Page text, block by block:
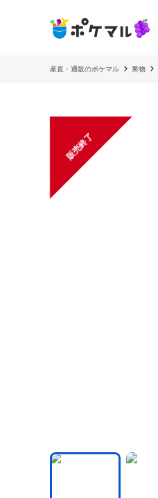
産直・通販のポケマル 果物
販売終了